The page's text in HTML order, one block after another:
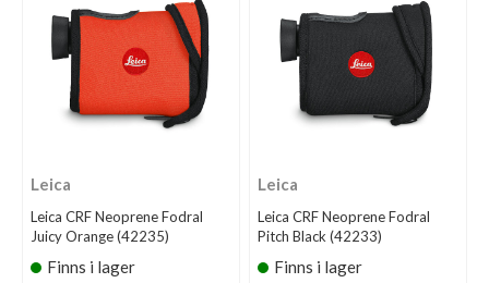
Leica
Leica CRF Neoprene Fodral
Juicy Orange (42235)
Finns i lager
Leica
Leica CRF Neoprene Fodral
Pitch Black (42233)
Finns i lager